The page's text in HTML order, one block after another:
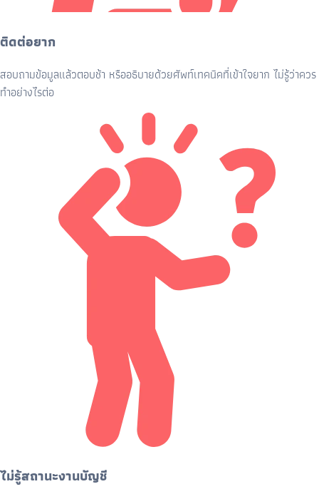
ติดต่อยาก
สอบถามข้อมูลแล้วตอบช้า หรืออธิบายด้วยศัพท์เทคนิคที่เข้าใจยาก ไม่รู้ว่าควร
ทำอย่างไรต่อ
ไม่รู้สถานะงานบัญชี